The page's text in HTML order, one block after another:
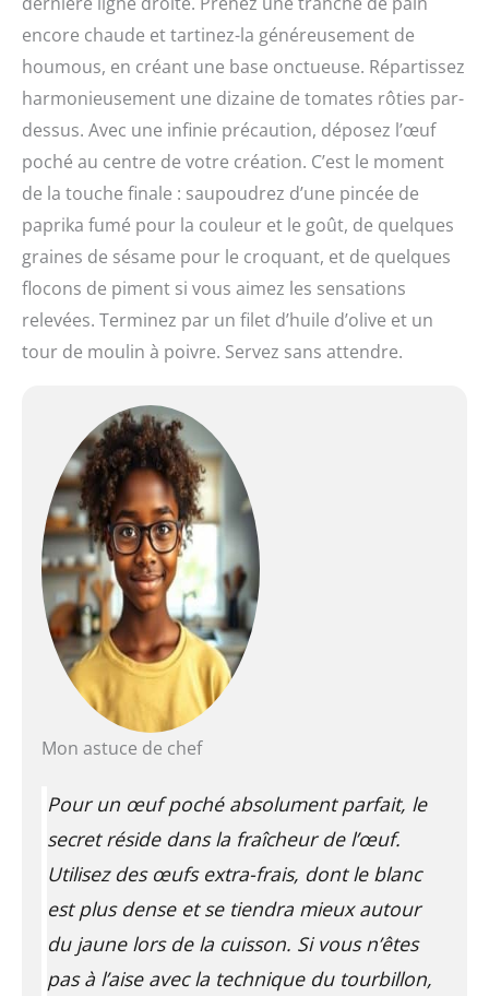
encore chaude et tartinez-la généreusement de
houmous, en créant une base onctueuse. Répartissez
harmonieusement une dizaine de tomates rôties par-
dessus. Avec une infinie précaution, déposez l’œuf
poché au centre de votre création. C’est le moment
de la touche finale : saupoudrez d’une pincée de
paprika fumé pour la couleur et le goût, de quelques
graines de sésame pour le croquant, et de quelques
flocons de piment si vous aimez les sensations
relevées. Terminez par un filet d’huile d’olive et un
tour de moulin à poivre. Servez sans attendre.
Mon astuce de chef
Pour un œuf poché absolument parfait, le
secret réside dans la fraîcheur de l’œuf.
Utilisez des œufs extra-frais, dont le blanc
est plus dense et se tiendra mieux autour
du jaune lors de la cuisson. Si vous n’êtes
pas à l’aise avec la technique du tourbillon,